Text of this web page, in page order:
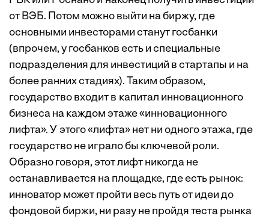
от ВЭБ. Потом можно выйти на биржу, где
основными инвесторами станут госбанки
(впрочем, у госбанков есть и специальные
подразделения для инвестиций в стартапы и на
более ранних стадиях). Таким образом,
государство входит в капитал инновационного
бизнеса на каждом этаже «инновационного
лифта». У этого «лифта» нет ни одного этажа, где
государство не играло бы ключевой роли.
Образно говоря, этот лифт никогда не
останавливается на площадке, где есть рынок:
инноватор может пройти весь путь от идеи до
фондовой биржи, ни разу не пройдя теста рынка